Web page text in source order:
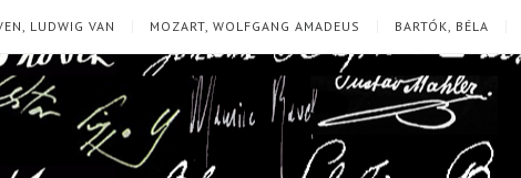
LUDWIG VAN MOZART, WOLFGANG AMADEUS BARTÓK, BÉLA